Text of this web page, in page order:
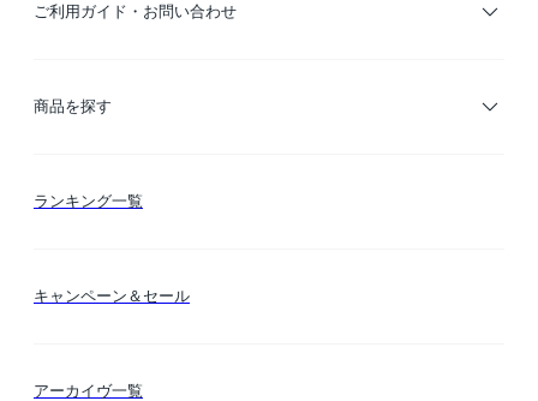
ご利用ガイド・お問い合わせ
ご利用ガイド
商品を探す
カテゴリー検索
ランキング一覧
キャンペーン＆セール
アーカイヴ一覧